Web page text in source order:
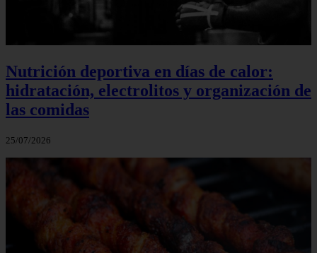
Nutrición deportiva en días de calor:
hidratación, electrolitos y organización de
las comidas
25/07/2026